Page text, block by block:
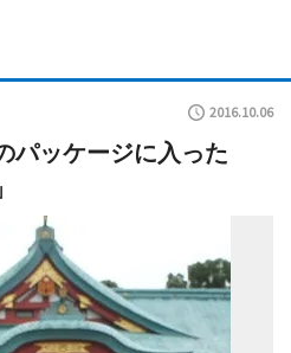
2016.10.06
パッケージに入った